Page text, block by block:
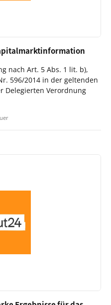
nach Art. 5 Abs. 1 lit. b),
596/2014 in der geltenden
Delegierten Verordnung